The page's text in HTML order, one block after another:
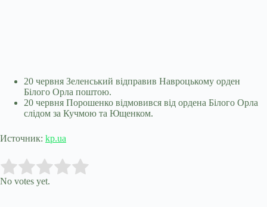
20 червня Зеленський відправив Навроцькому орден
Білого Орла поштою.
20 червня Порошенко відмовився від ордена Білого Орла
слідом за Кучмою та Ющенком.
Источник: kp.ua
Rate this item:
No votes yet.